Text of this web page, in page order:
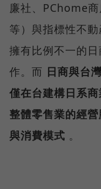
廉社、PChome
等）與指標性不
擁有比例不一的
作。而 日商與台
僅在台建構日系
整體零售業的經
與消費模式 。